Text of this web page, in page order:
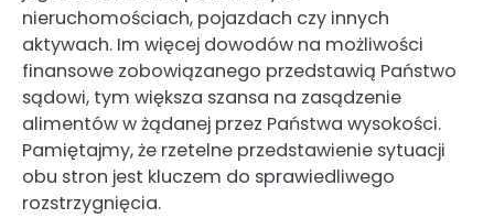
nieruchomościach, pojazdach czy innych
aktywach. Im więcej dowodów na możliwości
finansowe zobowiązanego przedstawią Państwo
sądowi, tym większa szansa na zasądzenie
alimentów w żądanej przez Państwa wysokości.
Pamiętajmy, że rzetelne przedstawienie sytuacji
obu stron jest kluczem do sprawiedliwego
rozstrzygnięcia.